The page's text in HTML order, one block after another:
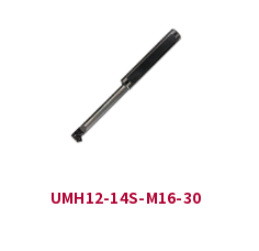
UMH12-14S-M16-30